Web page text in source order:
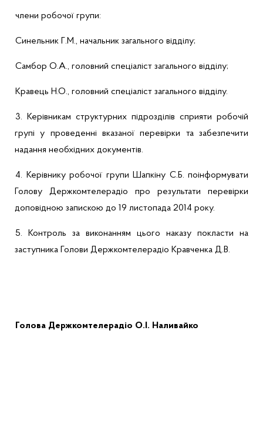
члени робочої групи:
Синельник Г.М., начальник загального відділу;
Самбор О.А., головний спеціаліст загального відділу;
Кравець Н.О., головний спеціаліст загального відділу.
3. Керівникам структурних підрозділів сприяти робочій
групі у проведенні вказаної перевірки та забезпечити
надання необхідних документів.
4. Керівнику робочої групи Шапкіну С.Б. поінформувати
Голову Держкомтелерадіо про результати перевірки
доповідною запискою до 19 листопада 2014 року.
5. Контроль за виконанням цього наказу покласти на
заступника Голови Держкомтелерадіо Кравченка Д.В.
Голова Держкомтелерадіо О.І. Наливайко